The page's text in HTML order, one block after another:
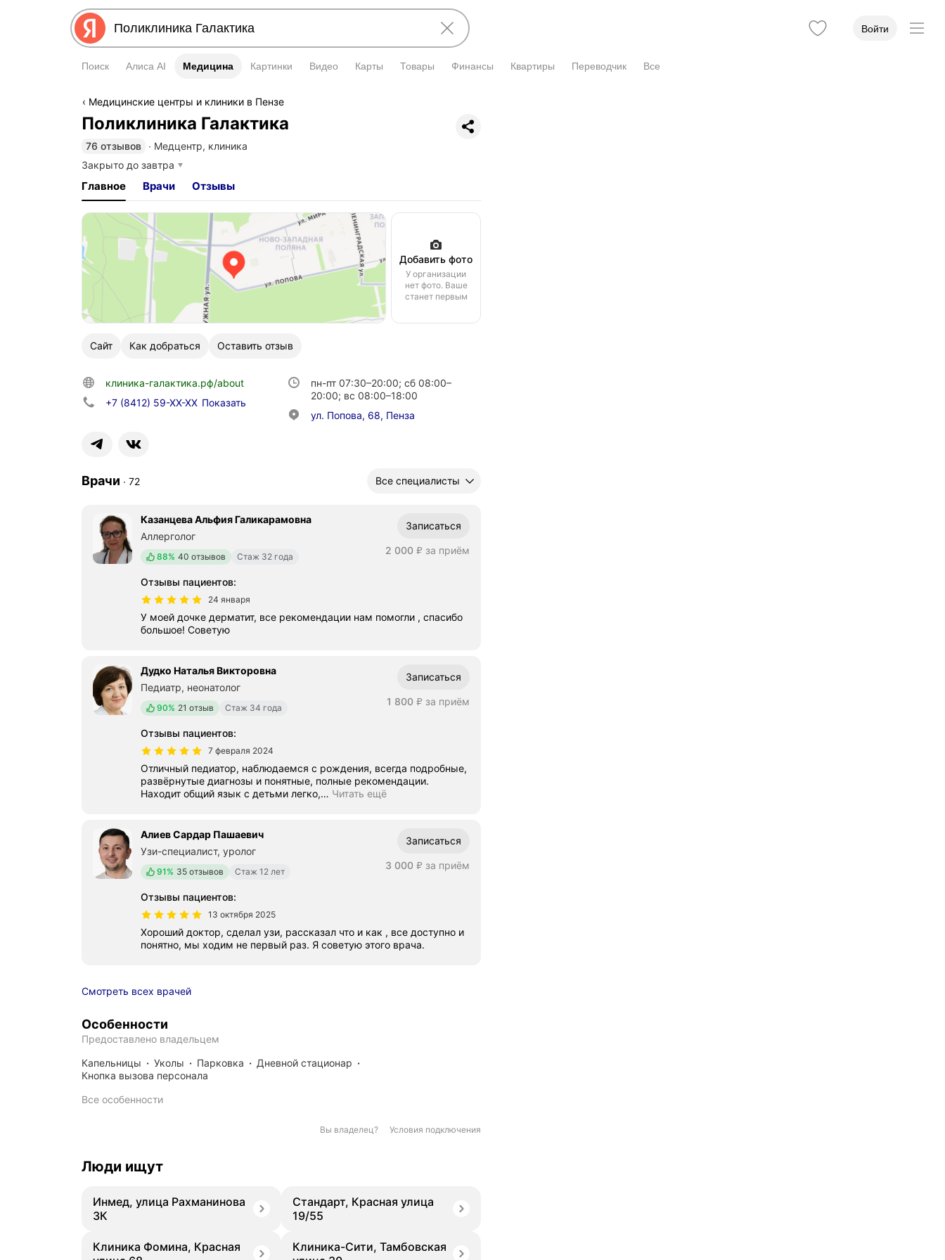
Войти
Поиск Алиса AI Медицина
Медицина Картинки Видео Карты Товары Финансы Квартиры Переводчик Все
Медицинские центры и клиники в Пензе
Поликлиника Галактика
76 отзывов ∙ Медцентр, клиника
Закрыто до завтра
Главное Врачи Отзывы
Добавить фото
У организации
нет фото. Ваше
станет первым
Сайт Как добраться Оставить отзыв
клиника-галактика.рф/about
+7 (8412) 59-XX-XX Показать
пн-пт 07:30–20:00; сб 08:00–
20:00; вс 08:00–18:00
ул. Попова, 68, Пенза
Врачи ∙ 72 Все специалисты
Казанцева Альфия Галикарамовна
Аллерголог
Положительных отзывов
88% 40 отзывов Стаж 32 года
Записаться
Цена
2000
2 000 ₽ за приём
Отзывы пациентов:
24 января
У моей дочке дерматит, все рекомендации нам помогли , спасибо
большое! Советую
Дудко Наталья Викторовна
Педиатр, неонатолог
Положительных отзывов
90% 21 отзыв Стаж 34 года
Записаться
Цена
1800
1 800 ₽ за приём
Отзывы пациентов:
7 февраля 2024
Отличный педиатор, наблюдаемся с рождения, всегда подробные,
развёрнутые диагнозы и понятные, полные рекомендации.
Находит общий язык с детьми легко,… Читать ещё
Алиев Сардар Пашаевич
Узи-специалист, уролог
Положительных отзывов
91% 35 отзывов Стаж 12 лет
Записаться
Цена
3000
3 000 ₽ за приём
Отзывы пациентов:
13 октября 2025
Хороший доктор, сделал узи, рассказал что и как , все доступно и
понятно, мы ходим не первый раз. Я советую этого врача.
Смотреть всех врачей
Особенности
Предоставлено владельцем
капельницы
уколы парковка
дневной стационар
кнопка вызова персонала
Все особенности
Вы владелец? Условия подключения
Люди ищут
Инмед, улица Рахманинова
3К
Стандарт, Красная улица
19/55
Клиника Фомина, Красная
Клиника-Сити, Тамбовская